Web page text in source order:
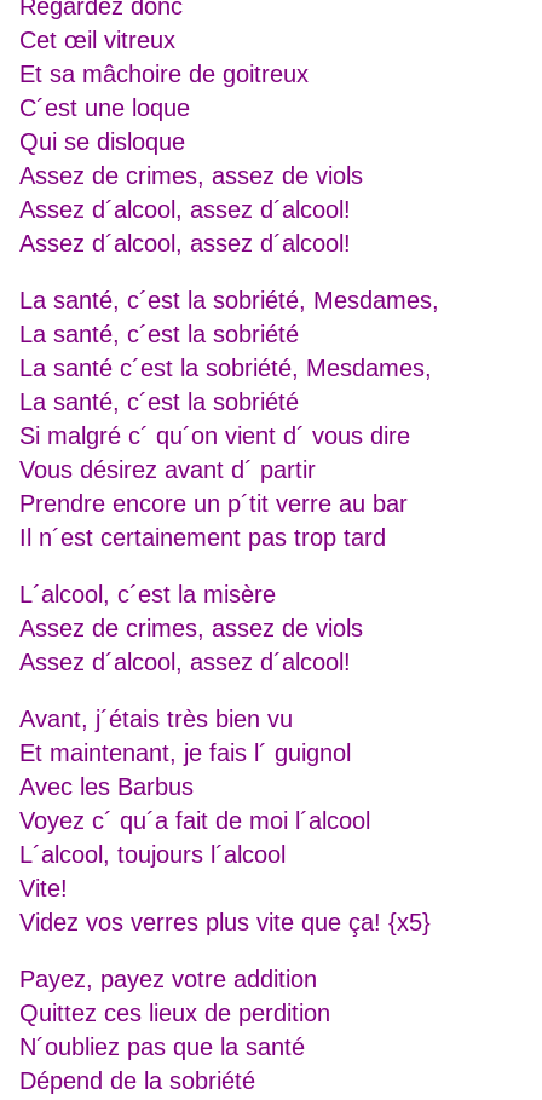
Regardez donc
Cet œil vitreux
Et sa mâchoire de goitreux
C´est une loque
Qui se disloque
Assez de crimes, assez de viols
Assez d´alcool, assez d´alcool!
Assez d´alcool, assez d´alcool!
La santé, c´est la sobriété, Mesdames,
La santé, c´est la sobriété
La santé c´est la sobriété, Mesdames,
La santé, c´est la sobriété
Si malgré c´ qu´on vient d´ vous dire
Vous désirez avant d´ partir
Prendre encore un p´tit verre au bar
Il n´est certainement pas trop tard
L´alcool, c´est la misère
Assez de crimes, assez de viols
Assez d´alcool, assez d´alcool!
Avant, j´étais très bien vu
Et maintenant, je fais l´ guignol
Avec les Barbus
Voyez c´ qu´a fait de moi l´alcool
L´alcool, toujours l´alcool
Vite!
Videz vos verres plus vite que ça! {x5}
Payez, payez votre addition
Quittez ces lieux de perdition
N´oubliez pas que la santé
Dépend de la sobriété